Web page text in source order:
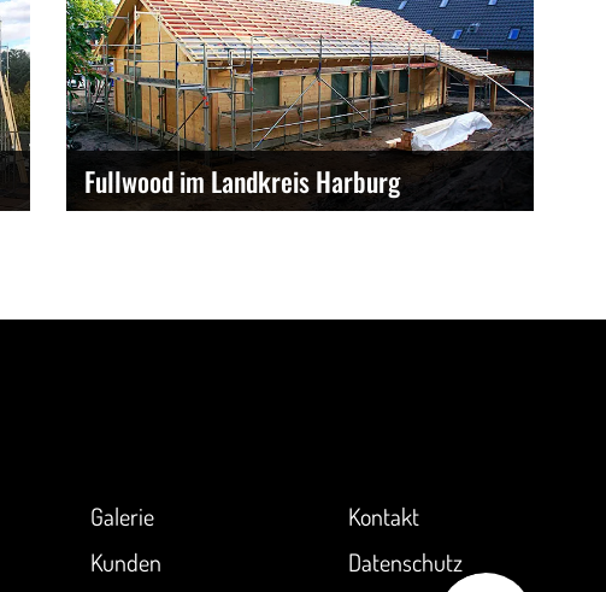
Fullwood im Landkreis Harburg
Galerie
Kunden
Kontakt
Datenschutz